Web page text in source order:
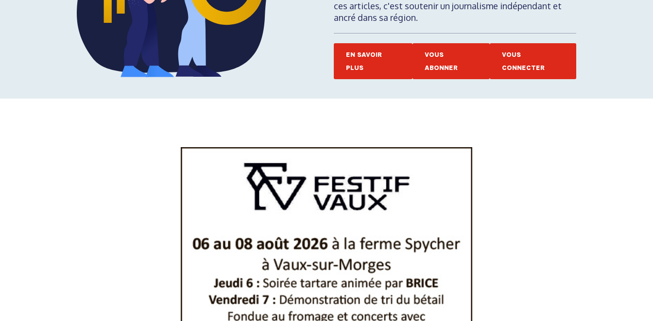
ces articles, c'est soutenir un journalisme indépendant et
ancré dans sa région.
EN SAVOIR
PLUS
VOUS
ABONNER
VOUS
CONNECTER